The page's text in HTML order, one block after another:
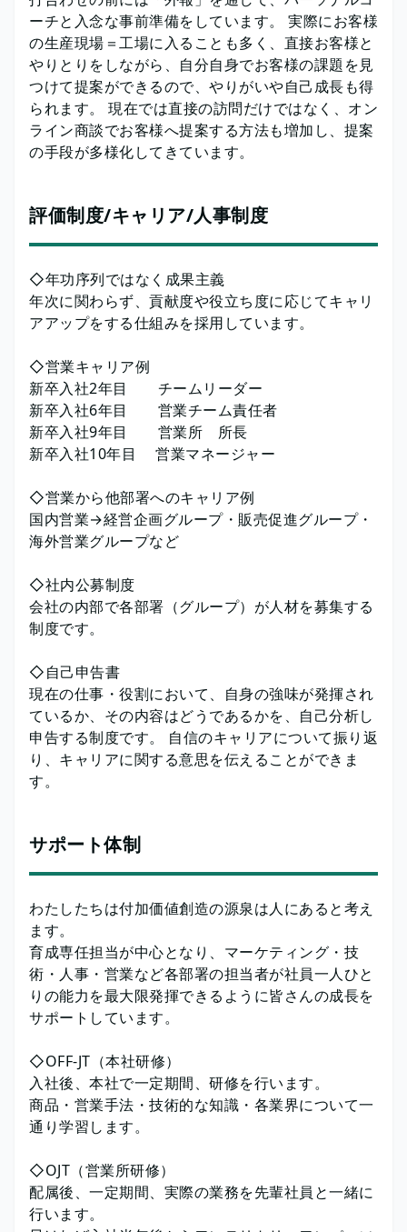
ーチと入念な事前準備をしています。 実際にお客様
の生産現場＝工場に入ることも多く、直接お客様と
やりとりをしながら、自分自身でお客様の課題を見
つけて提案ができるので、やりがいや自己成長も得
られます。 現在では直接の訪問だけではなく、オン
ライン商談でお客様へ提案する方法も増加し、提案
の手段が多様化してきています。
評価制度/キャリア/人事制度
◇年功序列ではなく成果主義
年次に関わらず、貢献度や役立ち度に応じてキャリ
アアップをする仕組みを採用しています。
◇営業キャリア例
新卒入社2年目 チームリーダー
新卒入社6年目 営業チーム責任者
新卒入社9年目 営業所 所長
新卒入社10年目 営業マネージャー
◇営業から他部署へのキャリア例
国内営業→経営企画グループ・販売促進グループ・
海外営業グループなど
◇社内公募制度
会社の内部で各部署（グループ）が人材を募集する
制度です。
◇自己申告書
現在の仕事・役割において、自身の強味が発揮され
ているか、その内容はどうであるかを、自己分析し
申告する制度です。 自信のキャリアについて振り返
り、キャリアに関する意思を伝えることができま
す。
サポート体制
わたしたちは付加価値創造の源泉は人にあると考え
ます。
育成専任担当が中心となり、マーケティング・技
術・人事・営業など各部署の担当者が社員一人ひと
りの能力を最大限発揮できるように皆さんの成長を
サポートしています。
◇OFF-JT（本社研修）
入社後、本社で一定期間、研修を行います。
商品・営業手法・技術的な知識・各業界について一
通り学習します。
◇OJT（営業所研修）
配属後、一定期間、実際の業務を先輩社員と一緒に
行います。